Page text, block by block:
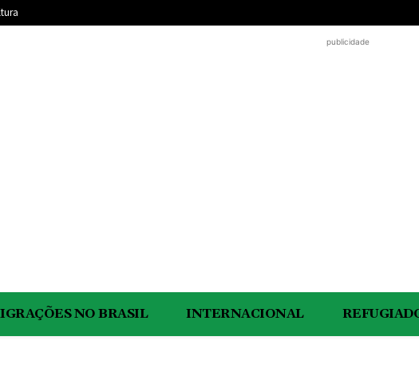
publicidade
NO BRASIL INTERNACIONAL